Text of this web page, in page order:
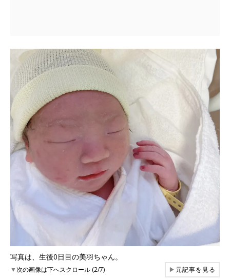
写真は、生後0日目の美羽ちゃん。
▼次の画像は下へスクロール (2/7) ▶元記事を見る